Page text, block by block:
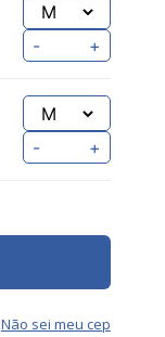
- +
- +
Não sei meu cep